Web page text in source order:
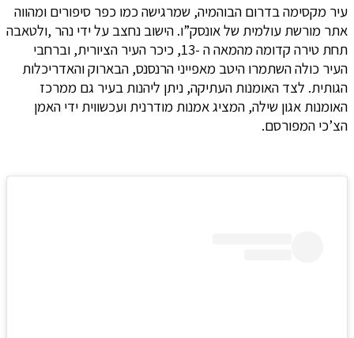
עיר מקסימה בדרום הבוהמיה, שמרגישה כמו כפר סיפורים ומהווה
אתר מורשת עולמית של אונסק”ו. הישוב נחצב על ידי נהר ,ולטאבה
תחת טירה קדומה מהמאה ה -13, כיכר העיר הציורית, וברחבי
העיר כולה השתמרו היטב מאפייני הרנסנס, הבארוק והאדריכלות
הגותית. לצד האומנות העתיקה, ניתן ליהנות בעיר גם ממרכז
האומנות אגון שילה, המציג אמנות מודרנית ועכשווית ידי האמן
הצ’כי המפורסם.